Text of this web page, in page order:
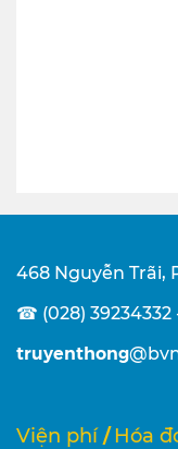
468 Nguyễn Trãi,
☎ (028) 39234332
truyenthong
Viện phí / Hóa